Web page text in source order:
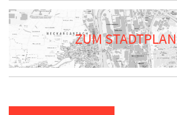
ZUM STADTPLAN